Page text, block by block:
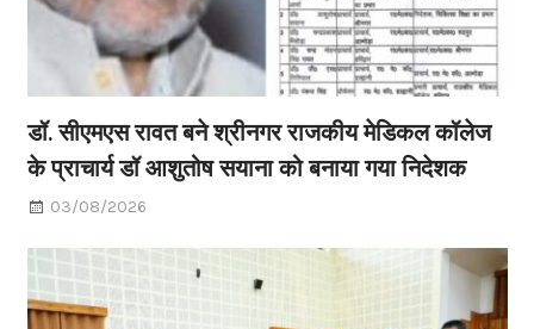
डॉ. सीएमएस रावत बने श्रीनगर राजकीय मेडिकल कॉलेज
के प्राचार्य डॉ आशुतोष सयाना को बनाया गया निदेशक
03/08/2026